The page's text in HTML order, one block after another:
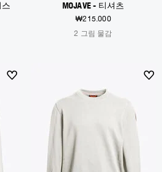
스 MOJAVE - 티셔츠
₩215.000
2 그림 물감